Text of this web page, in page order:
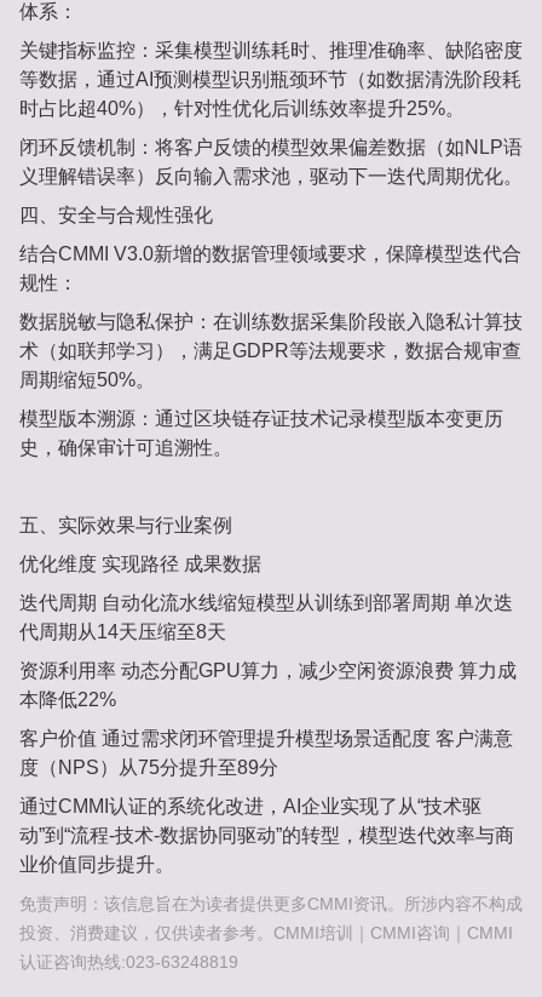
体系‌：
关键指标监控‌：采集模型训练耗时、推理准确率、缺陷密度
等数据，通过AI预测模型识别瓶颈环节（如数据清洗阶段耗
时占比超40%），针对性优化后训练效率提升25%‌。
闭环反馈机制‌：将客户反馈的模型效果偏差数据（如NLP语
义理解错误率）反向输入需求池，驱动下一迭代周期优化‌。
四、‌安全与合规性强化‌
结合CMMI V3.0新增的‌数据管理领域‌要求，保障模型迭代合
规性：
数据脱敏与隐私保护‌：在训练数据采集阶段嵌入隐私计算技
术（如联邦学习），满足GDPR等法规要求，数据合规审查
周期缩短50%‌。
模型版本溯源‌：通过区块链存证技术记录模型版本变更历
史，确保审计可追溯性‌。
五、‌实际效果与行业案例‌
优化维度‌ ‌实现路径‌ ‌成果数据‌
迭代周期‌ 自动化流水线缩短模型从训练到部署周期 单次迭
代周期从14天压缩至8天‌
资源利用率‌ 动态分配GPU算力，减少空闲资源浪费 算力成
本降低22%‌
客户价值‌ 通过需求闭环管理提升模型场景适配度 客户满意
度（NPS）从75分提升至89分‌
通过CMMI认证的系统化改进，AI企业实现了从“技术驱
动”到“流程-技术-数据协同驱动”的转型，模型迭代效率与商
业价值同步提升‌。
免责声明：该信息旨在为读者提供更多CMMI资讯。所涉内容不构成
投资、消费建议，仅供读者参考。CMMI培训｜CMMI咨询｜CMMI
认证咨询热线:023-63248819